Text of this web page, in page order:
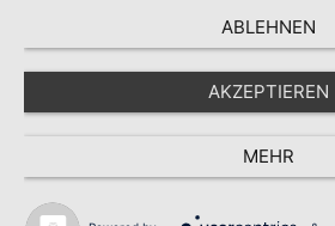
ABLEHNEN
AKZEPTIEREN
MEHR